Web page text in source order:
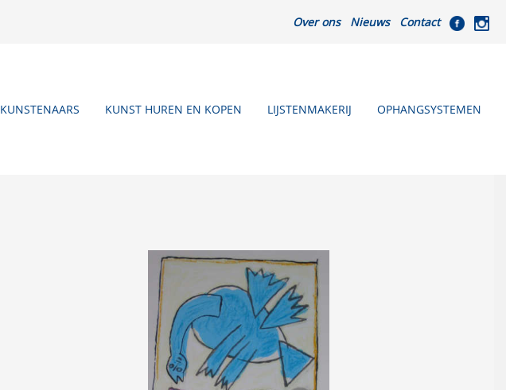
Over ons Nieuws Contact
KUNSTENAARS KUNST HUREN EN KOPEN LIJSTENMAKERIJ OPHANGSYSTEMEN